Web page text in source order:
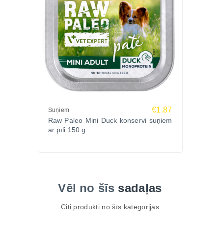
Suņiem €1.87
Raw Paleo Mini Duck konservi suņiem
ar pīli 150 g
Vēl no šīs sadaļas
Citi produkti no šīs kategorijas